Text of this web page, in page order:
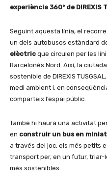
experiència 360º de DIREXIS
Seguint aquesta línia, el
un dels autobusos estàndard
elèctric que circulen per les
Barcelonès Nord. Així, la
sostenible de DIREXIS
medi ambient i, en
comparteix l’espai públic.
També hi haurà una activitat
en construir un bus en
a través del joc, els més petits
transport per, en un futur,
més sostenibles.